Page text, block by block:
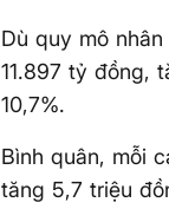
Dù quy mô
11.897 tỷ đồng,
10,7%.
Bình quân, mỗi
tăng 5,7 triệu